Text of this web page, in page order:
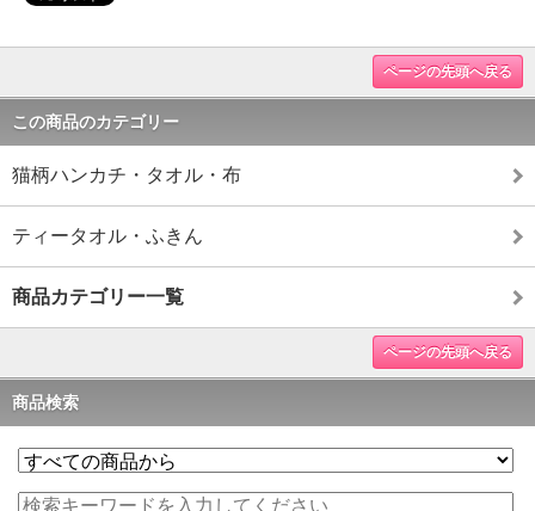
ページの先頭へ戻る
この商品のカテゴリー
猫柄ハンカチ・タオル・布
ティータオル・ふきん
商品カテゴリー一覧
ページの先頭へ戻る
商品検索